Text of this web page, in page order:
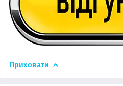
Приховати